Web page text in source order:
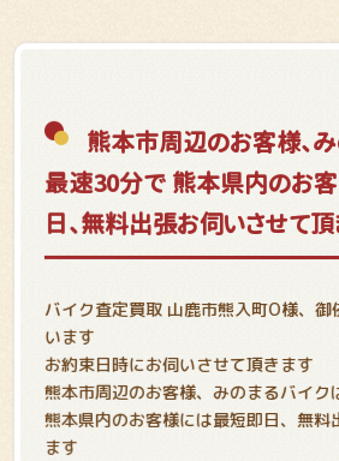
熊本市周辺のお客様、
最速30分で 熊本県内のお
日、無料出張お伺いさせて頂
バイク査定買取 山鹿市熊入町O様、
います
お約束日時にお伺いさせて頂きます
熊本市周辺のお客様、みのまるバイク
熊本県内のお客様には最短即日、無料
ます